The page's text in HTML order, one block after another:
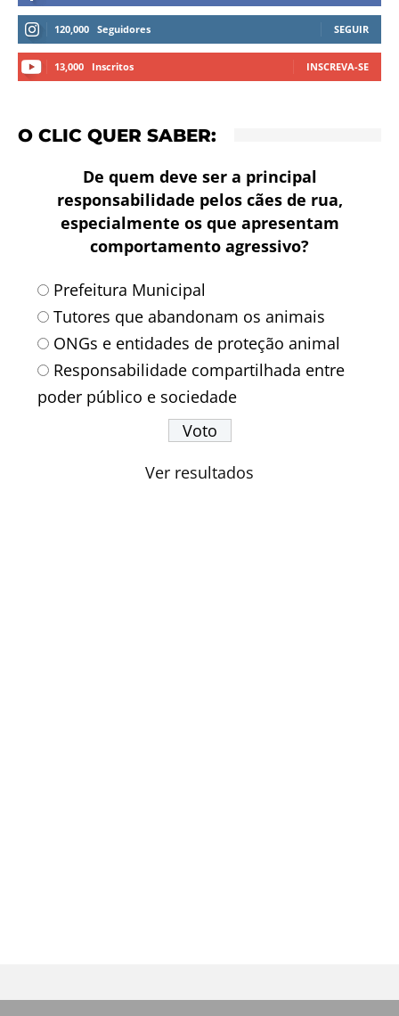
120,000 Seguidores SEGUIR
13,000 Inscritos INSCREVA-SE
O CLIC QUER SABER:
De quem deve ser a principal
responsabilidade pelos cães de rua,
especialmente os que apresentam
comportamento agressivo?
Prefeitura Municipal
Tutores que abandonam os animais
ONGs e entidades de proteção animal
Responsabilidade compartilhada entre
poder público e sociedade
Ver resultados